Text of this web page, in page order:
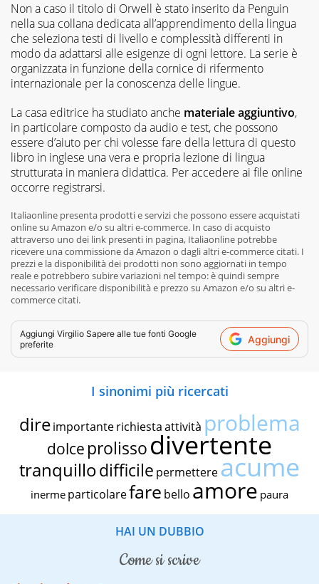
Non a caso il titolo di Orwell è stato inserito da Penguin
nella sua collana dedicata all’apprendimento della lingua
che seleziona testi di livello e complessità differenti in
modo da adattarsi alle esigenze di ogni lettore. La serie è
organizzata in funzione della cornice di rifermento
internazionale per la conoscenza delle lingue.
La casa editrice ha studiato anche materiale aggiuntivo,
in particolare composto da audio e test, che possono
essere d’aiuto per chi volesse fare della lettura di questo
libro in inglese una vera e propria lezione di lingua
strutturata in maniera didattica. Per accedere ai file online
occorre registrarsi.
Italiaonline presenta prodotti e servizi che possono essere acquistati
online su Amazon e/o su altri e-commerce. In caso di acquisto
attraverso uno dei link presenti in pagina, Italiaonline potrebbe
ricevere una commissione da Amazon o dagli altri e-commerce citati. I
prezzi e la disponibilità dei prodotti non sono aggiornati in tempo
reale e potrebbero subire variazioni nel tempo: è quindi sempre
necessario verificare disponibilità e prezzo su Amazon e/o su altri e-
commerce citati.
Aggiungi Virgilio Sapere alle tue fonti Google
preferite
Aggiungi
I sinonimi più ricercati
dire importante richiestaattività problema
dolce prolissodivertente
tranquillodifficile permettereacume
inerme particolarefare bello amore paura
HAI UN DUBBIO
come si scrive